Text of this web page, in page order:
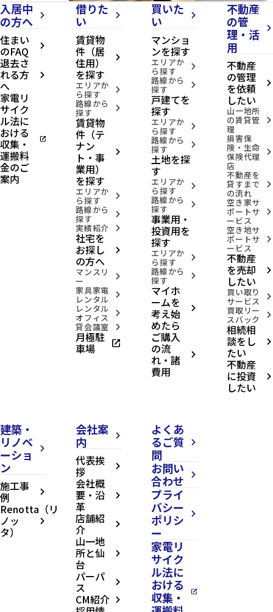
入居中
の方へ
arrow_forward_ios
住まい
のFAQ arrow_forward_ios
退去さ
れる方
へ
arrow_forward_ios
家電リ
サイク
ル法に
おける
収集・
運搬料
金のご
案内
open_in_new
借りた
い
arrow_forward_ios
賃貸物
件（居
住用）
を探す
arrow_forward_ios
エリアか
ら探す arrow_forward_ios
路線から
探す arrow_forward_ios
賃貸物
件（テ
ナン
ト・事
業用）
を探す
arrow_forward_ios
エリアか
ら探す arrow_forward_ios
路線から
探す arrow_forward_ios
実績紹介 arrow_forward_ios
社宅を
お探し
の方へ
arrow_forward_ios
マンスリ
ー arrow_forward_ios
家具家電
レンタル arrow_forward_ios
レンタル
オフィス arrow_forward_ios
貸会議室 arrow_forward_ios
月極駐
車場 open_in_new
買いた
い
arrow_forward_ios
マンショ
ンを探す
エリアか
ら探す arrow_forward_ios
路線から
探す arrow_forward_ios
戸建てを
探す
エリアか
ら探す arrow_forward_ios
路線から
探す arrow_forward_ios
土地を探
す
エリアか
ら探す arrow_forward_ios
路線から
探す arrow_forward_ios
事業用・
投資用を
探す
エリアか
ら探す arrow_forward_ios
路線から
探す arrow_forward_ios
マイホ
ームを
考え始
めたら
arrow_forward_ios
ご購入
の流
れ・諸
費用
arrow_forward_ios
不動産
の管
理・活
用
arrow_forward_ios
不動産
の管理
を依頼
したい
arrow_forward_ios
山一地所
の賃貸管
理
arrow_forward_ios
損害保
険・生命
保険代理
店
arrow_forward_ios
不動産を
貸すまで
の流れ
arrow_forward_ios
空き家サ
ポートサ
ービス
arrow_forward_ios
空き地サ
ポートサ
ービス
arrow_forward_ios
不動産
を売却
したい
arrow_forward_ios
買い取り
サービス arrow_forward_ios
買取リー
スバック arrow_forward_ios
相続相
談をし
たい
arrow_forward_ios
不動産
に投資
したい
arrow_forward_ios
建築・
リノベ
ーショ
ン
arrow_forward_ios
施工事
例 arrow_forward_ios
Renotta（リ
ノッ
タ）
arrow_forward_ios
会社案
内
arrow_forward_ios
代表挨
拶 arrow_forward_ios
会社概
要・沿
革
arrow_forward_ios
店舗紹
介 arrow_forward_ios
山一地
所と仙
台
arrow_forward_ios
パーパ
ス arrow_forward_ios
CM紹介 arrow_forward_ios
よくあ
るご質
問
arrow_forward_ios
お問い
合わせ
arrow_forward_ios
プライ
バシー
ポリシ
ー
arrow_forward_ios
家電リ
サイク
ル法に
おける
収集・
open_in_new